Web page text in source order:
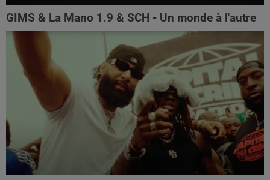
GIMS & La Mano 1.9 & SCH - Un monde à l'autre